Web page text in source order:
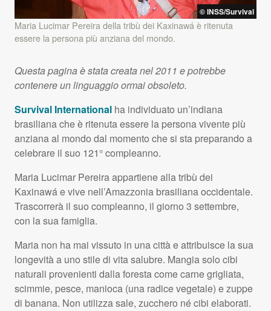
©INSS/Survival
Maria Lucimar Pereira della tribù dei Kaxinawá è ritenuta
essere la persona più anziana del mondo.
Questa pagina è stata creata nel 2011 e potrebbe
contenere un linguaggio ormai obsoleto.
Survival International ha individuato un’indiana
brasiliana che è ritenuta essere la persona vivente più
anziana al mondo dal momento che si sta preparando a
celebrare il suo 121° compleanno.
Maria Lucimar Pereira appartiene alla tribù dei
Kaxinawá e vive nell’Amazzonia brasiliana occidentale.
Trascorrerà il suo compleanno, il giorno 3 settembre,
con la sua famiglia.
Maria non ha mai vissuto in una città e attribuisce la sua
longevità a uno stile di vita salubre. Mangia solo cibi
naturali provenienti dalla foresta come carne grigliata,
scimmie, pesce, manioca (una radice vegetale) e zuppe
di banana. Non utilizza sale, zucchero né cibi elaborati.